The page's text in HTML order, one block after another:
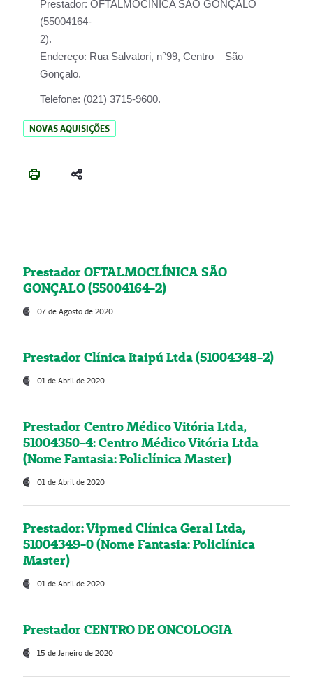
Prestador: OFTALMOCÍNICA SÃO GONÇALO
(55004164-
2).
Endereço: Rua Salvatori, n°99, Centro – São
Gonçalo.
Telefone: (021) 3715-9600.
NOVAS AQUISIÇÕES
Prestador OFTALMOCLÍNICA SÃO
GONÇALO (55004164-2)
07 de Agosto de 2020
Prestador Clínica Itaipú Ltda (51004348-2)
01 de Abril de 2020
Prestador Centro Médico Vitória Ltda,
51004350-4: Centro Médico Vitória Ltda
(Nome Fantasia: Policlínica Master)
01 de Abril de 2020
Prestador: Vipmed Clínica Geral Ltda,
51004349-0 (Nome Fantasia: Policlínica
Master)
01 de Abril de 2020
Prestador CENTRO DE ONCOLOGIA
15 de Janeiro de 2020